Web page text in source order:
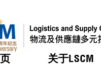
关于LSCM